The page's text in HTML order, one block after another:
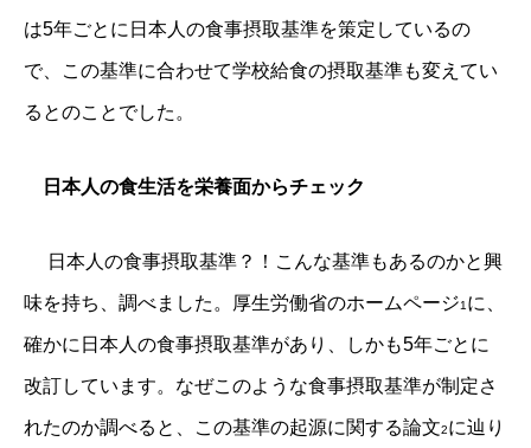
は5年ごとに日本人の食事摂取基準を策定しているの
で、この基準に合わせて学校給食の摂取基準も変えてい
るとのことでした。
日本人の食生活を栄養面からチェック
日本人の食事摂取基準？！こんな基準もあるのかと興
味を持ち、調べました。厚生労働省のホームページ1 に、
確かに日本人の食事摂取基準があり、しかも5年ごとに
改訂しています。なぜこのような食事摂取基準が制定さ
れたのか調べると、この基準の起源に関する論文2に辿り